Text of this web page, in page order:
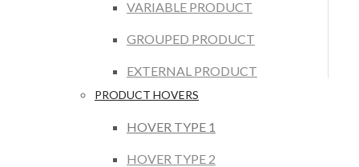
VARIABLE PRODUCT
GROUPED PRODUCT
EXTERNAL PRODUCT
PRODUCT HOVERS
HOVER TYPE 1
HOVER TYPE 2